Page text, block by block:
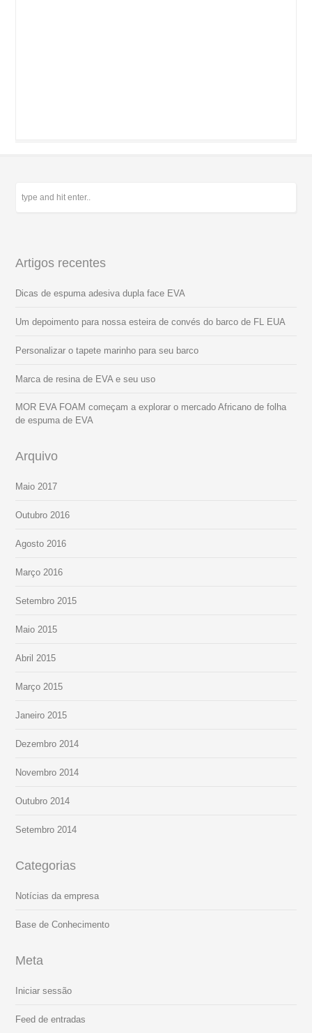
Artigos recentes
Dicas de espuma adesiva dupla face EVA
Um depoimento para nossa esteira de convés do barco de FL EUA
Personalizar o tapete marinho para seu barco
Marca de resina de EVA e seu uso
MOR EVA FOAM começam a explorar o mercado Africano de folha
de espuma de EVA
Arquivo
Maio 2017
Outubro 2016
Agosto 2016
Março 2016
Setembro 2015
Maio 2015
Abril 2015
Março 2015
Janeiro 2015
Dezembro 2014
Novembro 2014
Outubro 2014
Setembro 2014
Categorias
Notícias da empresa
Base de Conhecimento
Meta
Iniciar sessão
Feed de entradas